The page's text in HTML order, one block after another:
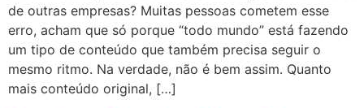
de outras empresas? Muitas pessoas cometem esse
erro, acham que só porque “todo mundo” está fazendo
um tipo de conteúdo que também precisa seguir o
mesmo ritmo. Na verdade, não é bem assim. Quanto
mais conteúdo original, […]